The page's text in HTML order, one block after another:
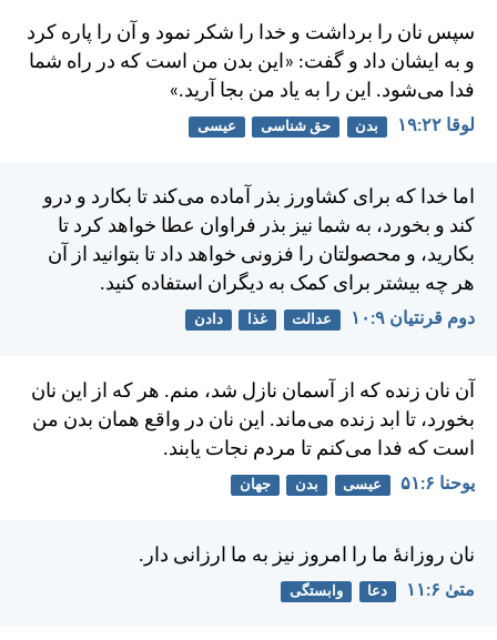
سپس نان را برداشت و خدا را شكر نمود و آن را پاره كرد
و به ايشان داد و گفت: «اين بدن من است كه در راه شما
فدا می‌شود. اين را به ياد من بجا آريد.»
لوقا ۲۲:‏۱۹ بدن حق شناسی عیسی
اما خدا كه برای كشاورز بذر آماده می‌كند تا بكارد و درو
كند و بخورد، به شما نيز بذر فراوان عطا خواهد كرد تا
بكاريد، و محصولتان را فزونی خواهد داد تا بتوانيد از آن
هر چه بيشتر برای كمک به ديگران استفاده كنيد.
دوم قرنتیان ۹:‏۱۰ عدالت غذا دادن
آن نان زنده كه از آسمان نازل شد، منم. هر كه از اين نان
بخورد، تا ابد زنده می‌ماند. اين نان در واقع همان بدن من
است كه فدا می‌كنم تا مردم نجات يابند.
يوحنا ۶:‏۵۱ عیسی بدن جهان
نان روزانهٔ ما را امروز نيز به ما ارزانی دار.
متی‌ٰ ۶:‏۱۱ دعا وابستگی